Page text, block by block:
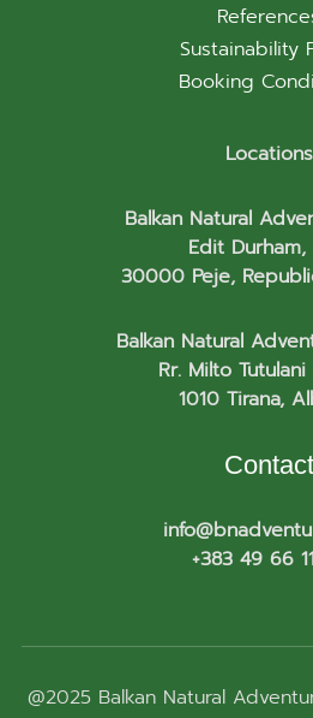
Sustainability
Booking
Locations
Balkan Natural
Edit
30000 Peje,
Balkan Natural
Rr. Milto
1010 Tirana,
Contact
+383 49 66
@2025Balkan Natural